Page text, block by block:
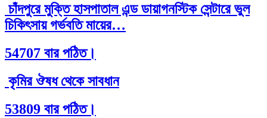
চাঁদপুরে মুক্তি হাসপাতাল এন্ড ডায়াগনস্টিক সেন্টারে ভুল
চিকিৎসায় গর্ভবতি মায়ের…
54707 বার পঠিত।
কৃমির ঔষধ থেকে সাবধান
53809 বার পঠিত।